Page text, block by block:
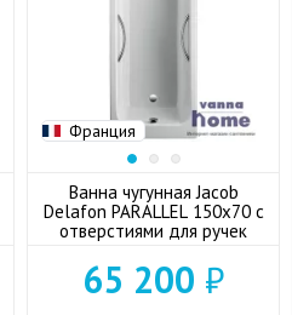
Франция
Ванна чугунная Jacob
Delafon PARALLEL 150х70 с
отверстиями для ручек
65 200 ₽